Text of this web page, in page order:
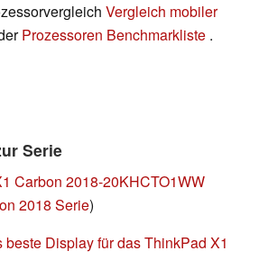
Vergleich mobiler
Prozessoren Benchmarkliste .
Serie
Carbon 2018-20KHCTO1WW
2018 Serie)
beste Display für das ThinkPad X1